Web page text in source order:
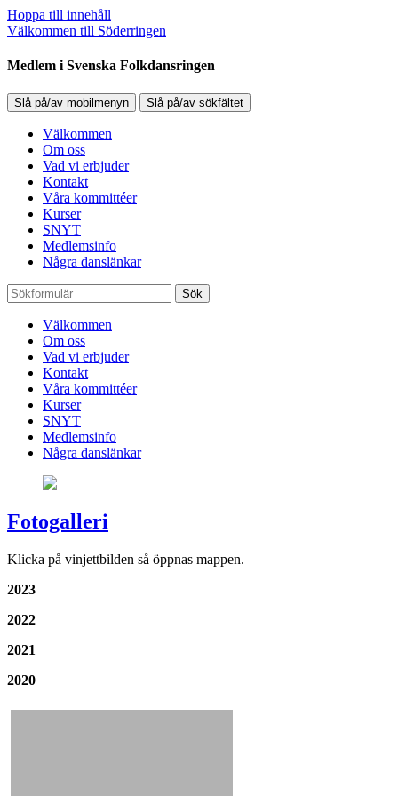
Hoppa till innehåll
Välkommen till Söderringen
Medlem i Svenska Folkdansringen
Slå på/av mobilmenyn Slå på/av sökfältet
Välkommen
Om oss
Vad vi erbjuder
Kontakt
Våra kommittéer
Kurser
SNYT
Medlemsinfo
Några danslänkar
Sök
Välkommen
Om oss
Vad vi erbjuder
Kontakt
Våra kommittéer
Kurser
SNYT
Medlemsinfo
Några danslänkar
Fotogalleri
Klicka på vinjettbilden så öppnas mappen.
2023
2022
2021
2020